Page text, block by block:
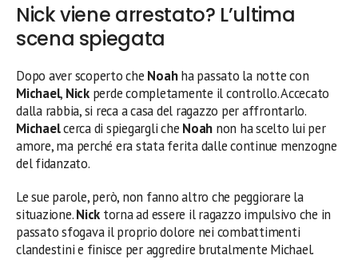
Nick viene arrestato? L’ultima
scena spiegata
Dopo aver scoperto che Noahha passato la notte con
Michael, Nickperde completamente il controllo. Accecato
dalla rabbia, si reca a casa del ragazzo per affrontarlo.
Michaelcerca di spiegargli che Noah non ha scelto lui per
amore, ma perché era stata ferita dalle continue menzogne
del fidanzato.
Le sue parole, però, non fanno altro che peggiorare la
situazione.Nick torna ad essere il ragazzo impulsivo che in
passato sfogava il proprio dolore nei combattimenti
clandestini e finisce per aggredire brutalmente Michael.